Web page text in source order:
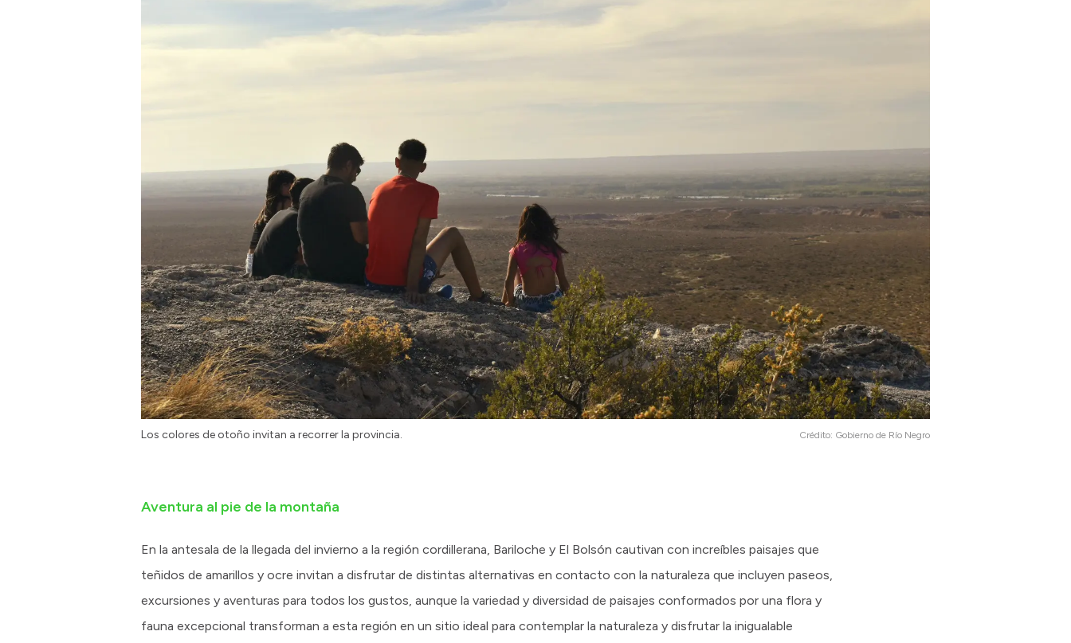
Los colores de otoño invitan a recorrer la provincia. Crédito: Gobierno de Río Negro
Aventura al pie de la montaña
En la antesala de la llegada del invierno a la región cordillerana, Bariloche y El Bolsón cautivan con increíbles paisajes que
teñidos de amarillos y ocre invitan a disfrutar de distintas alternativas en contacto con la naturaleza que incluyen paseos,
excursiones y aventuras para todos los gustos, aunque la variedad y diversidad de paisajes conformados por una flora y
fauna excepcional transforman a esta región en un sitio ideal para contemplar la naturaleza y disfrutar la inigualable